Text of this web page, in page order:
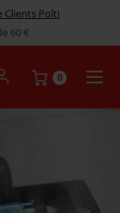
Clients Polti
60 €
0